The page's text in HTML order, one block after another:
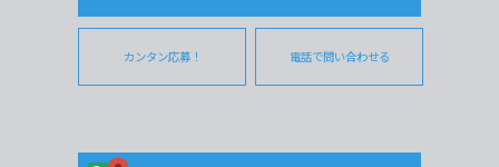
カンタン応募！ 電話で問い合わせる